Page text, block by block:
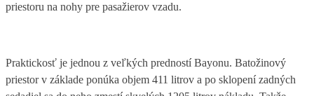
priestoru na nohy pre pasažierov vzadu.
Praktickosť je jednou z veľkých predností Bayonu. Batožinový
priestor v základe ponúka objem 411 litrov a po sklopení zadných